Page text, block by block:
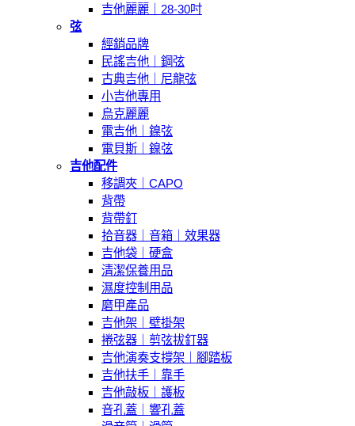
吉他麗麗｜28-30吋
弦
經銷品牌
民謠吉他｜鋼弦
古典吉他｜尼龍弦
小吉他專用
烏克麗麗
電吉他｜鎳弦
電貝斯｜鎳弦
吉他配件
移調夾｜CAPO
背帶
背帶釘
拾音器｜音箱｜效果器
吉他袋｜硬盒
清潔保養用品
濕度控制用品
磨甲產品
吉他架｜壁掛架
捲弦器｜剪弦拔釘器
吉他演奏支撐架｜腳踏板
吉他扶手｜靠手
吉他敲板｜護板
音孔蓋｜響孔蓋